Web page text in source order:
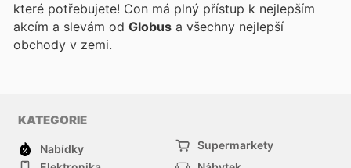
které potřebujete! Con má plný přístup k nejlepším
akcím a slevám od Globus a všechny nejlepší
obchody v zemi.
KATEGORIE
Nabídky
Supermarkety